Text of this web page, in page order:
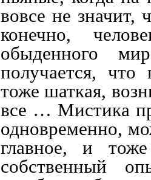
вовсе не
конечно,
обыденного
получается,
тоже шаткая,
все … Мистика
одновременно,
главное, и
собственный